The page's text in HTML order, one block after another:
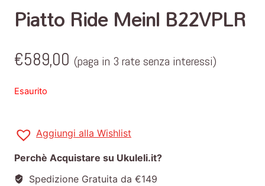
Piatto Ride Meinl B22VPLR
€589,00 (paga in 3 rate senza interessi)
Esaurito
Aggiungi alla Wishlist
Perchè Acquistare su Ukuleli.it?
Spedizione Gratuita da €149